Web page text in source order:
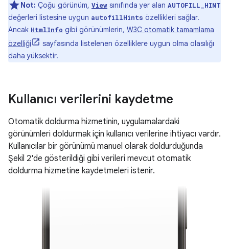
Not: Çoğu görünüm, View sınıfında yer alan AUTOFILL_HINT
değerleri listesine uygun autofillHints özellikleri sağlar.
Ancak HtmlInfo gibi görünümlerin, W3C otomatik tamamlama
özelliği
sayfasında listelenen özelliklere uygun olma olasılığı
daha yüksektir.
Kullanıcı verilerini kaydetme
Otomatik doldurma hizmetinin, uygulamalardaki
görünümleri doldurmak için kullanıcı verilerine ihtiyacı vardır.
Kullanıcılar bir görünümü manuel olarak doldurduğunda
Şekil 2'de gösterildiği gibi verileri mevcut otomatik
doldurma hizmetine kaydetmeleri istenir.